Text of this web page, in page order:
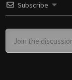
Subscribe